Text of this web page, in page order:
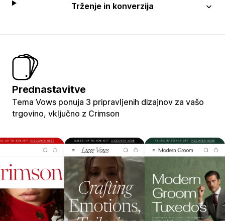
Trženje in konverzija
Prednastavitve
Tema Vows ponuja 3 pripravljenih dizajnov za vašo
trgovino, vključno z Crimson